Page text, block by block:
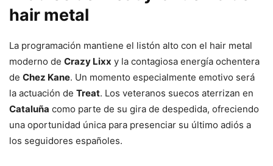
hair metal
La programación mantiene el listón alto con el hair metal
moderno de Crazy Lixx y la contagiosa energía ochentera
de Chez Kane. Un momento especialmente emotivo será
la actuación de Treat. Los veteranos suecos aterrizan en
Cataluña como parte de su gira de despedida, ofreciendo
una oportunidad única para presenciar su último adiós a
los seguidores españoles.